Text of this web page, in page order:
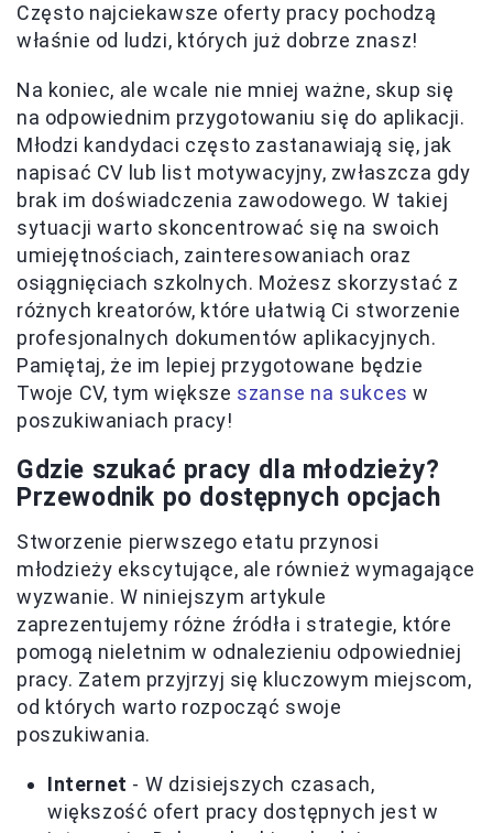
Często najciekawsze oferty pracy pochodzą
właśnie od ludzi, których już dobrze znasz!
Na koniec, ale wcale nie mniej ważne, skup się
na odpowiednim przygotowaniu się do aplikacji.
Młodzi kandydaci często zastanawiają się, jak
napisać CV lub list motywacyjny, zwłaszcza gdy
brak im doświadczenia zawodowego. W takiej
sytuacji warto skoncentrować się na swoich
umiejętnościach, zainteresowaniach oraz
osiągnięciach szkolnych. Możesz skorzystać z
różnych kreatorów, które ułatwią Ci stworzenie
profesjonalnych dokumentów aplikacyjnych.
Pamiętaj, że im lepiej przygotowane będzie
Twoje CV, tym większe szanse na sukces w
poszukiwaniach pracy!
Gdzie szukać pracy dla młodzieży?
Przewodnik po dostępnych opcjach
Stworzenie pierwszego etatu przynosi
młodzieży ekscytujące, ale również wymagające
wyzwanie. W niniejszym artykule
zaprezentujemy różne źródła i strategie, które
pomogą nieletnim w odnalezieniu odpowiedniej
pracy. Zatem przyjrzyj się kluczowym miejscom,
od których warto rozpocząć swoje
poszukiwania.
Internet - W dzisiejszych czasach,
większość ofert pracy dostępnych jest w